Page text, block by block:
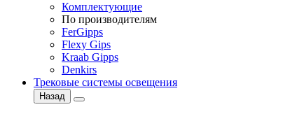
Комплектующие
По производителям
FerGipps
Flexy Gips
Kraab Gipps
Denkirs
Трековые системы освещения
Назад